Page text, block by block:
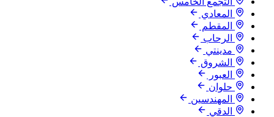
المعادي
المقطم
الرحاب
مدينتي
الشروق
العبور
حلوان
المهندسين
الدقي